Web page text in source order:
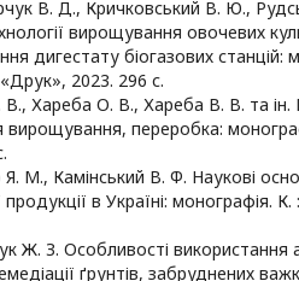
В. Д., Кричковський В. Ю.,
вирощування овочевих
дигестату біогазових станцій:
2023. 296 с.
В., Хареба О. В., Хареба В. В. та ін.
вирощування, переробка:
Я. М., Камінський В. Ф. Наукові
продукції в Україні: монографія.
Ж. З. Особливості використання
ґрунтів, забруднених